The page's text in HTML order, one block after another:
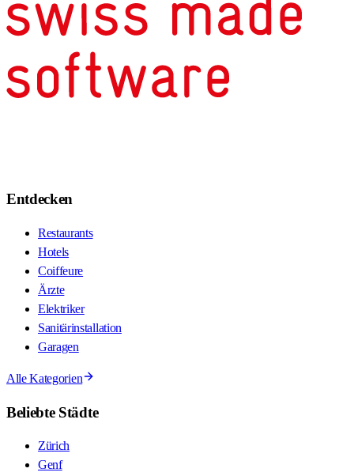
Entdecken
Restaurants
Hotels
Coiffeure
Ärzte
Elektriker
Sanitärinstallation
Garagen
Alle Kategorien
Beliebte Städte
Zürich
Genf